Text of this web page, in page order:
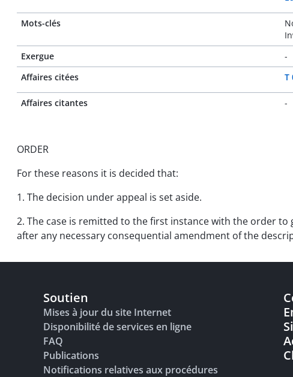
Mots-clés
Exergue
-
Affaires citées
T
Affaires citantes -
ORDER
For these reasons it is decided that:
1. The decision under appeal is set aside.
2. The case is remitted to the first instance with the order
after any necessary consequential amendment of the
Soutien
Mises à jour du site Internet
Disponibilité de services en ligne
FAQ
Publications
Notifications relatives aux procédures